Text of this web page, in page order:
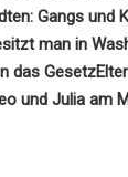
Gangs und
man in
das Gesetz
und Julia am